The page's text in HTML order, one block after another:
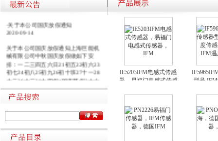
·关于本公司国庆放假通知
2020-09-14
关于本公司国庆放假通知上海巨能机
械有限公司中秋国庆放假做如下安
排：一二三四五六日21初五22初六23
初七24初八25初九26初十班27十一28
十二29十三30十四假1国庆节假2十六
假3十七假4十八假5十九假6二十假7
廿一假8廿二9廿三班10廿四11廿五10
日（星期日）、10月10日（星期六）
上班。在此期间如有进口产品需要采
购的客户，为避免您的货期受到影
响，请提前安排订货事宜。高速规定
IE5203IFM电感式传感
器，易福门电感式传感
型号